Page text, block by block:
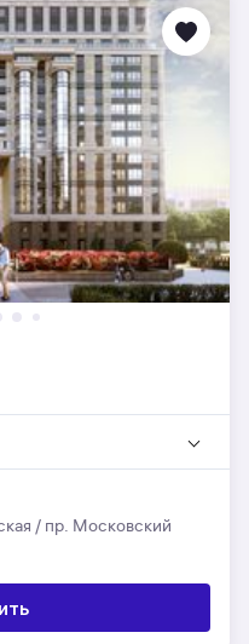
/ пр. Московский